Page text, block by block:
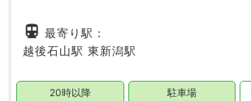
directions_subway 最寄り駅：
越後石山駅 東新潟駅
20時以降 駐車場